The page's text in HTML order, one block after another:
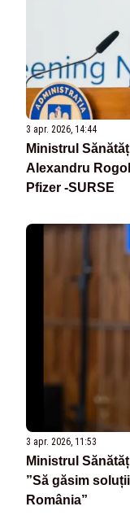
3 apr. 2026, 14:44
Ministrul
Alexandru
Pfizer -SURSE
3 apr. 2026, 11:53
Ministrul
”Să găsim
România”